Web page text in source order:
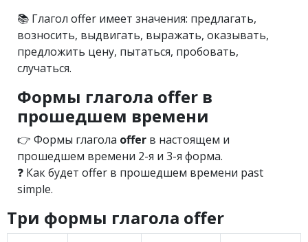
📚 Глагол offer имеет значения: предлагать,
возносить, выдвигать, выражать, оказывать,
предложить цену, пытаться, пробовать,
случаться.
Формы глагола offer в
прошедшем времени
👉 Формы глагола offer в настоящем и
прошедшем времени 2-я и 3-я форма.
❓ Как будет offer в прошедшем времени past
simple.
Три формы глагола offer